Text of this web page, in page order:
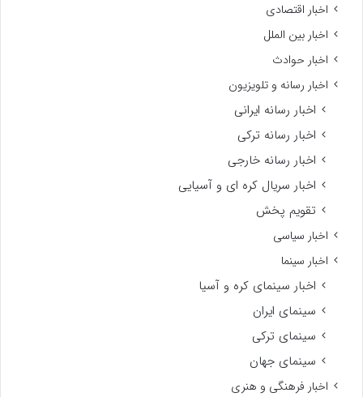
اخبار اقتصادی
اخبار بین الملل
اخبار حوادث
اخبار رسانه و تلویزیون
اخبار رسانه ایرانی
اخبار رسانه ترکی
اخبار رسانه خارجی
اخبار سریال کره ای و آسیایی
تقویم پخش
اخبار سیاسی
اخبار سینما
اخبار سینمای کره و آسیا
سینمای ایران
سینمای ترکی
سینمای جهان
اخبار فرهنگی و هنری